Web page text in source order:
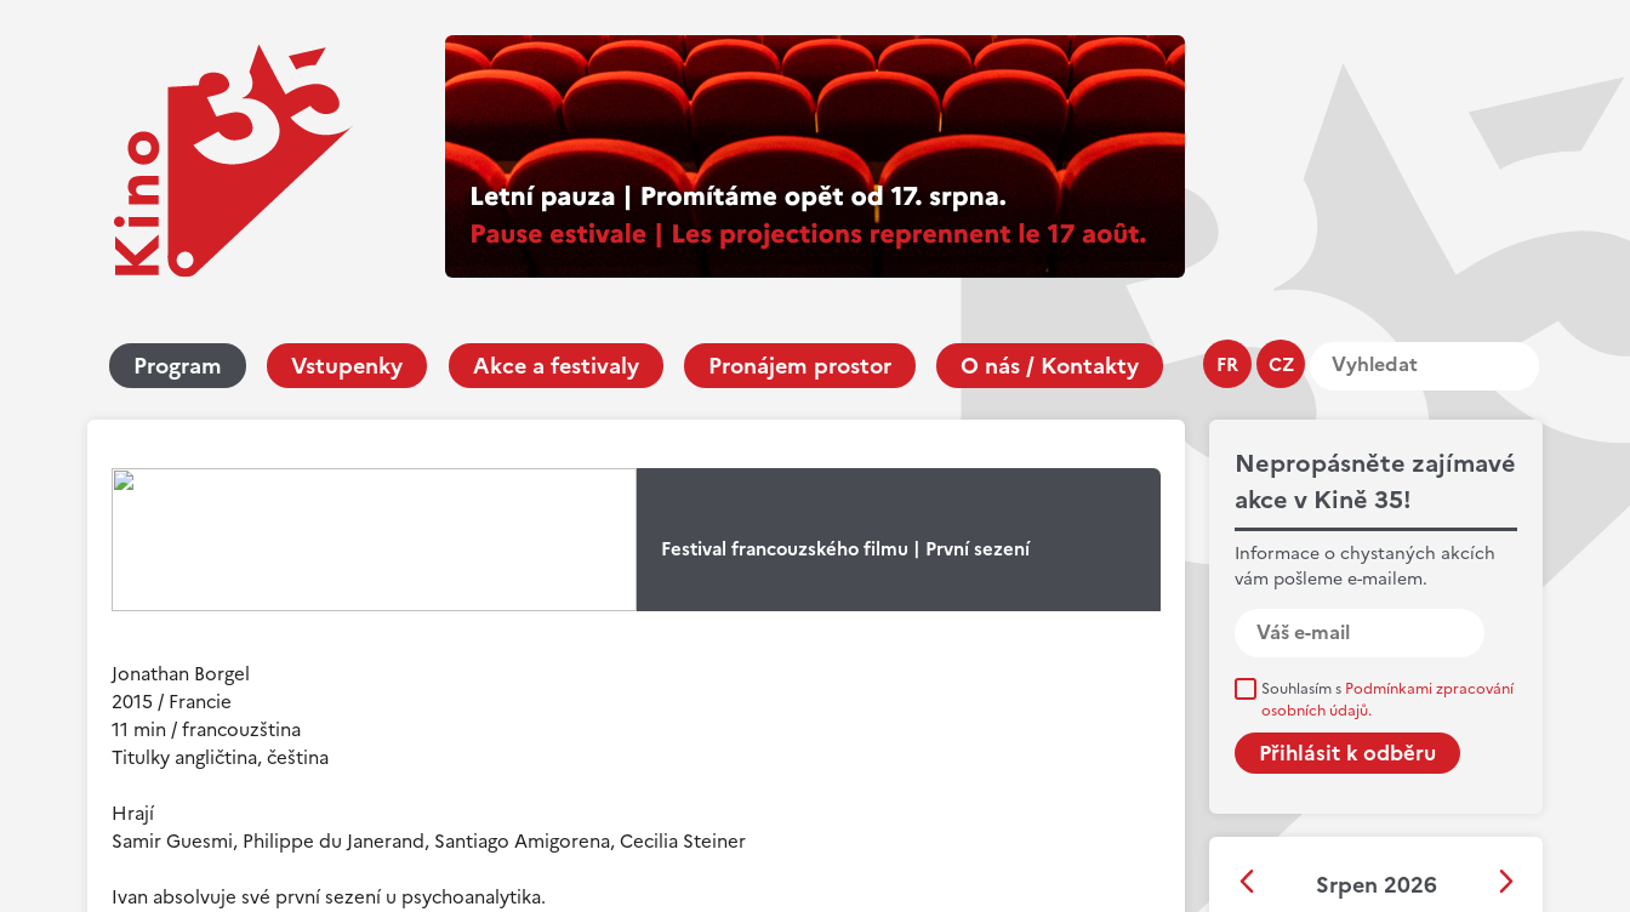
FR CZ
Program Vstupenky Akce a festivaly Pronájem prostor O nás / Kontakty
Nepropásněte zajímavé
akce v Kině 35!
Informace o chystaných akcích
vám pošleme e-mailem.
Souhlasím s Podmínkami zpracování
osobních údajů.
Srpen 2026
Festival francouzského filmu | První sezení
Jonathan Borgel
2015 / Francie
11 min / francouzština
Titulky angličtina, čeština
Hrají
Samir Guesmi, Philippe du Janerand, Santiago Amigorena, Cecilia Steiner
Ivan absolvuje své první sezení u psychoanalytika.